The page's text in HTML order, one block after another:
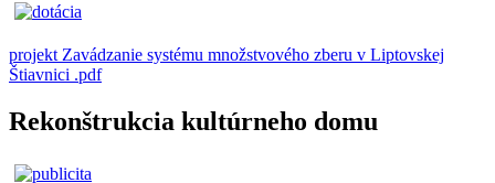
projekt Zavádzanie systému množstvového zberu v Liptovskej
Štiavnici .pdf
Rekonštrukcia kultúrneho domu